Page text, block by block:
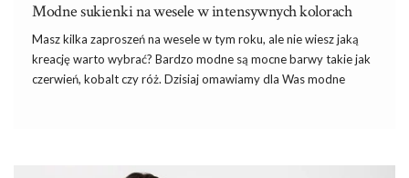
Modne sukienki na wesele w intensywnych kolorach
Masz kilka zaproszeń na wesele w tym roku, ale nie wiesz jaką
kreację warto wybrać? Bardzo modne są mocne barwy takie jak
czerwień, kobalt czy róż. Dzisiaj omawiamy dla Was modne